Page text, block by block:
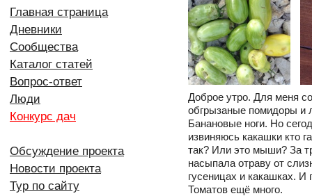
Доброе утро. Для меня
обгрызаные помидоры и
Банановые ноги. Но
извиняюсь какашки кто
так? Или это мыши? За
насыпала отраву от
гусеницах и какашках.
Томатов ещё много.
Главная страница
Дневники
Сообщества
Каталог статей
Вопрос-ответ
Люди
Конкурс дач
Обсуждение проекта
Новости проекта
Тур по сайту